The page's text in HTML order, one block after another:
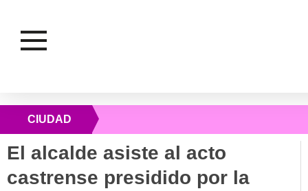
CIUDAD
El alcalde asiste al acto
castrense presidido por la